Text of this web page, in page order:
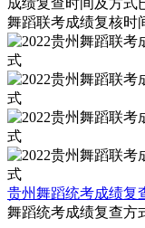
舞蹈联考成绩复核时
贵州舞蹈统考成绩复
舞蹈统考成绩复查方